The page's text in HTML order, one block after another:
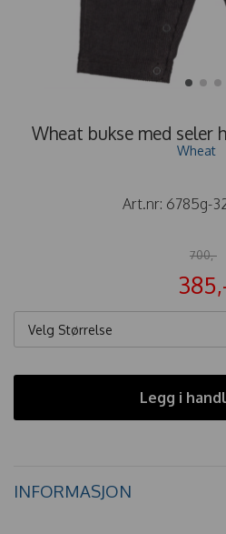
Wheat bukse med seler
Wheat
Art.nr: 6785g-
700,-
Velg Størrelse
Legg i
INFORMASJON